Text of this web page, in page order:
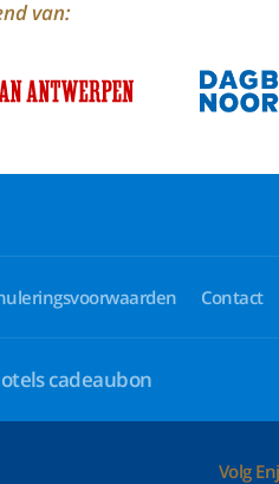
van:
Contact
cadeaubon
Volg